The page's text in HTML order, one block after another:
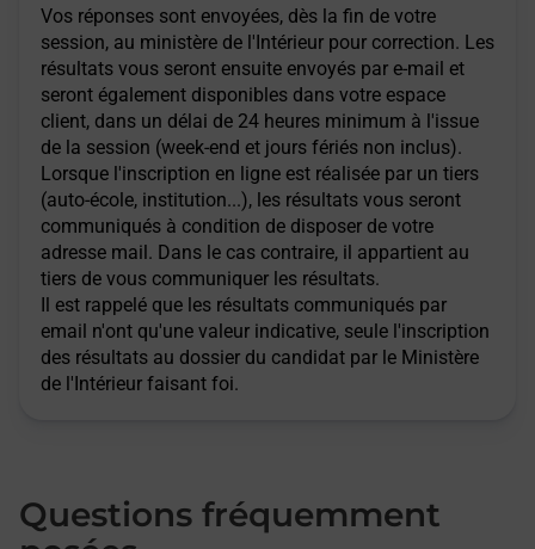
Vos réponses sont envoyées, dès la fin de votre
session, au ministère de l'Intérieur pour correction. Les
résultats vous seront ensuite envoyés par e-mail et
seront également disponibles dans votre espace
client, dans un délai de 24 heures minimum à l'issue
de la session (week-end et jours fériés non inclus).
Lorsque l'inscription en ligne est réalisée par un tiers
(auto-école, institution...), les résultats vous seront
communiqués à condition de disposer de votre
adresse mail. Dans le cas contraire, il appartient au
tiers de vous communiquer les résultats.
Il est rappelé que les résultats communiqués par
email n'ont qu'une valeur indicative, seule l'inscription
des résultats au dossier du candidat par le Ministère
de l'Intérieur faisant foi.
Questions fréquemment